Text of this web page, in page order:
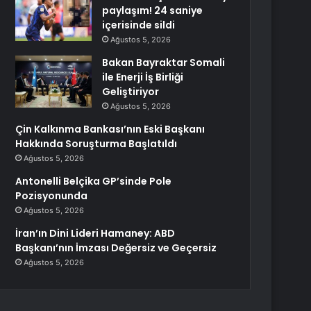
paylaşım! 24 saniye
içerisinde sildi
Ağustos 5, 2026
Bakan Bayraktar Somali
ile Enerji İş Birliği
Geliştiriyor
Ağustos 5, 2026
Çin Kalkınma Bankası’nın Eski Başkanı
Hakkında Soruşturma Başlatıldı
Ağustos 5, 2026
Antonelli Belçika GP’sinde Pole
Pozisyonunda
Ağustos 5, 2026
İran’ın Dini Lideri Hamaney: ABD
Başkanı’nın İmzası Değersiz ve Geçersiz
Ağustos 5, 2026